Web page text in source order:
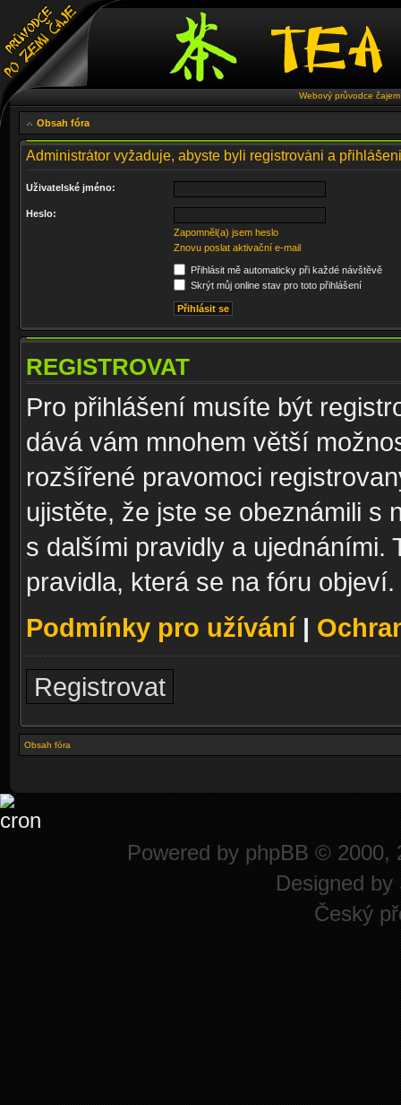
Webový průvodce
Obsah fóra
Administrátor vyžaduje, abyste byli registrováni a
Uživatelské jméno:
Heslo:
Zapomněl(a) jsem heslo
Znovu poslat aktivační e-mail
Přihlásit mě automaticky při každé návštěvě
Skrýt můj online stav pro toto přihlášení
REGISTROVAT
Pro přihlášení musíte být
dává vám mnohem větší
rozšířené pravomoci
ujistěte, že jste se obeznámili s
s dalšími pravidly a ujednáními.
pravidla, která se na fóru objeví.
Podmínky pro užívání|
Registrovat
Obsah fóra
Powered by phpBB © 2000,
Designed by
Český